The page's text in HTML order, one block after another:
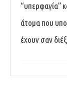
“υπερφαγία”
άτομα που
έχουν σαν